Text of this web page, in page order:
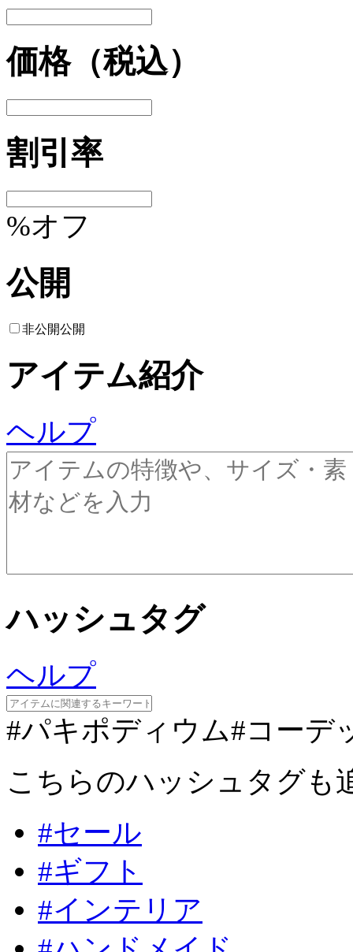
価格（税込）
割引率
%オフ
公開
非公開公開
アイテム紹介
ヘルプ
ハッシュタグ
ヘルプ
#パキポディウム#コーデ
こちらのハッシュタグも
#セール
#ギフト
#インテリア